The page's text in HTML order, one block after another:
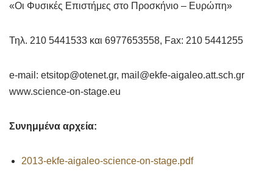
«Οι Φυσικές Επιστήμες στο Προσκήνιο – Ευρώπη»
Τηλ. 210 5441533 και 6977653558, Fax: 210 5441255
e-mail: etsitop@otenet.gr, mail@ekfe-aigaleo.att.sch.gr
www.science-on-stage.eu
Συνημμένα αρχεία:
2013-ekfe-aigaleo-science-on-stage.pdf